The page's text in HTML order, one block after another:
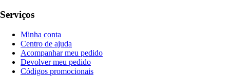
Serviços
Minha conta
Centro de ajuda
Acompanhar meu pedido
Devolver meu pedido
Códigos promocionais